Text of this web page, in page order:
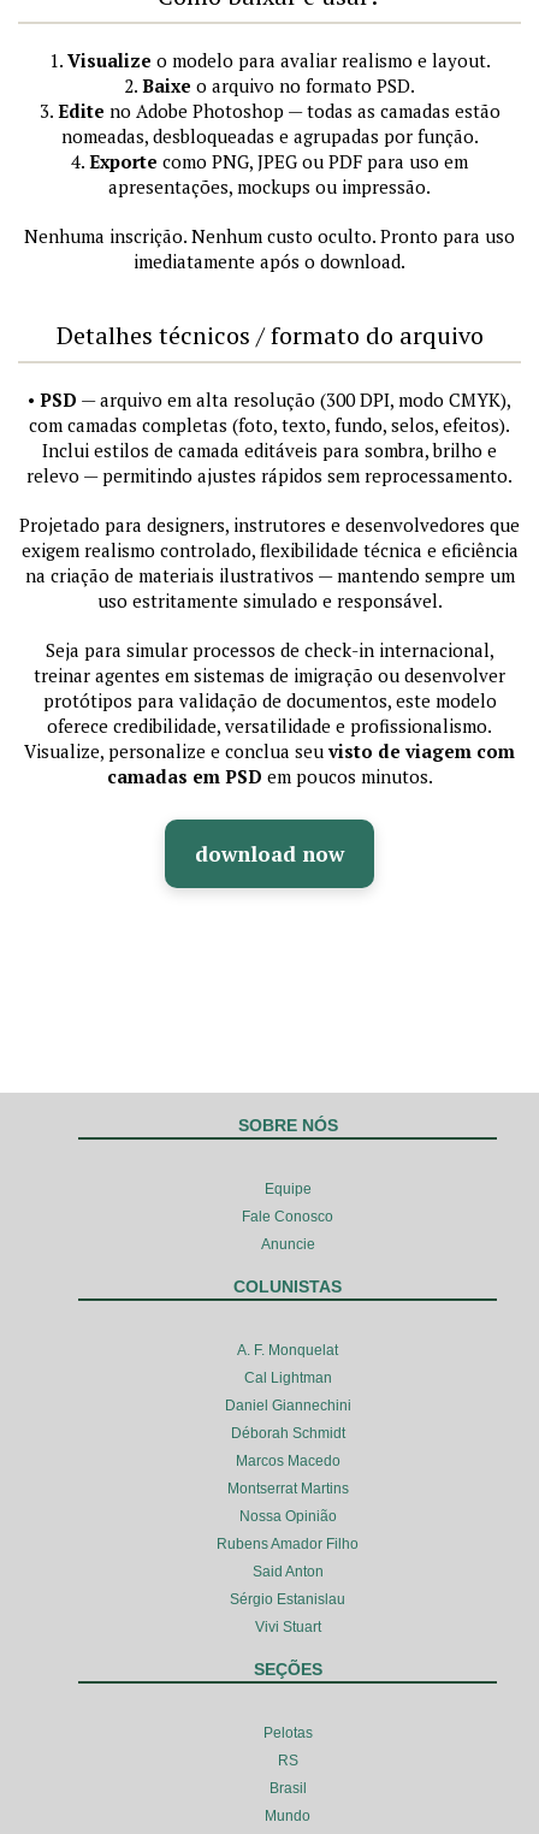
1. Visualize o modelo para avaliar realismo e layout.
2. Baixe o arquivo no formato PSD.
3. Edite no Adobe Photoshop — todas as camadas estão
nomeadas, desbloqueadas e agrupadas por função.
4. Exporte como PNG, JPEG ou PDF para uso em
apresentações, mockups ou impressão.
Nenhuma inscrição. Nenhum custo oculto. Pronto para uso
imediatamente após o download.
Detalhes técnicos / formato do arquivo
• PSD — arquivo em alta resolução (300 DPI, modo CMYK),
com camadas completas (foto, texto, fundo, selos, efeitos).
Inclui estilos de camada editáveis para sombra, brilho e
relevo — permitindo ajustes rápidos sem reprocessamento.
Projetado para designers, instrutores e desenvolvedores que
exigem realismo controlado, flexibilidade técnica e eficiência
na criação de materiais ilustrativos — mantendo sempre um
uso estritamente simulado e responsável.
Seja para simular processos de check-in internacional,
treinar agentes em sistemas de imigração ou desenvolver
protótipos para validação de documentos, este modelo
oferece credibilidade, versatilidade e profissionalismo.
Visualize, personalize e conclua seuvisto de viagem com
camadas em PSD em poucos minutos.
download now
SOBRE NÓS
Equipe
Fale Conosco
Anuncie
COLUNISTAS
A. F. Monquelat
Cal Lightman
Daniel Giannechini
Déborah Schmidt
Marcos Macedo
Montserrat Martins
Nossa Opinião
Rubens Amador Filho
Said Anton
Sérgio Estanislau
Vivi Stuart
SEÇÕES
Pelotas
RS
Brasil
Mundo